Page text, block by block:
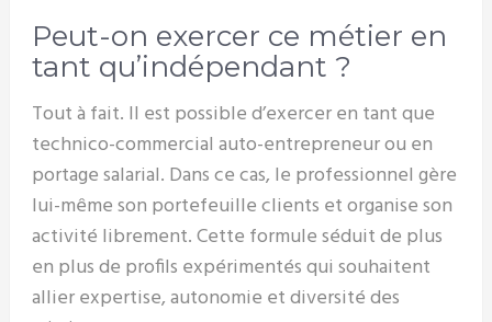
Peut-on exercer ce métier en
tant qu’indépendant ?
Tout à fait. Il est possible d’exercer en tant que
technico-commercial auto-entrepreneur ou en
portage salarial. Dans ce cas, le professionnel gère
lui-même son portefeuille clients et organise son
activité librement. Cette formule séduit de plus
en plus de profils expérimentés qui souhaitent
allier expertise, autonomie et diversité des